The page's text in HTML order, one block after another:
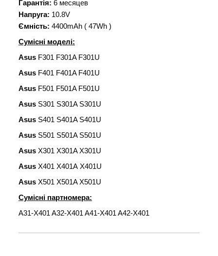
Гарантія: 6 месяцев
Напруга: 10.8V
Ємність: 4400mAh ( 47Wh )
Сумісні моделі:
Asus F301 F301A F301U
Asus F401 F401A F401U
Asus F501 F501A F501U
Asus S301 S301A S301U
Asus S401 S401A S401U
Asus S501 S501A S501U
Asus X301 X301A X301U
Asus X401 X401A X401U
Asus X501 X501A X501U
Сумісні партномера:
A31-X401 A32-X401 A41-X401 A42-X401